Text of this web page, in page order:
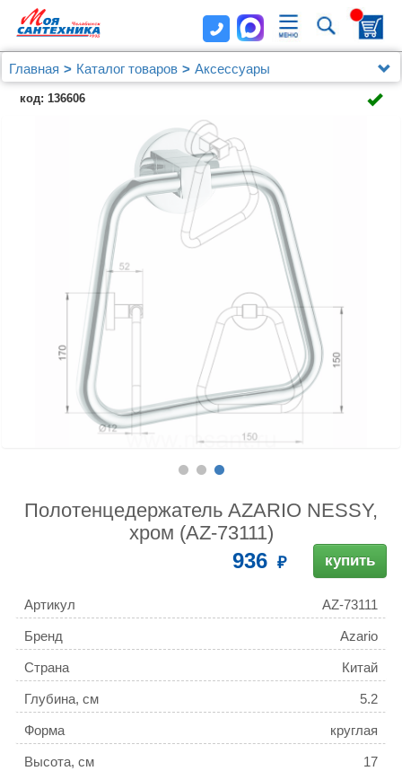
Главная Каталог товаров
Аксессуары
Полотенцедержатель AZARIO NESSY, хром (AZ-
73111)
код: 136606
Полотенцедержатель AZARIO NESSY,
хром (AZ-73111)
936 купить
Артикул AZ-73111
Бренд Azario
Страна Китай
Глубина, см 5.2
Форма круглая
Высота, см 17